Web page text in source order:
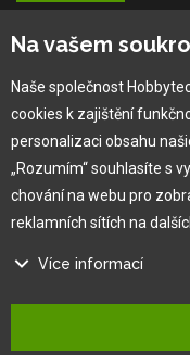
Vlastní výroba
Náš tým
O nás
Pro zákazníka
Obchodní podmínky
Jak na reklamaci
Na vašem
Naše společnost
cookies k zajištění
personalizaci obsahu
„Rozumím“ souhlasíte s
chování na webu pro
reklamních sítích na
Více informací
Na našem webu